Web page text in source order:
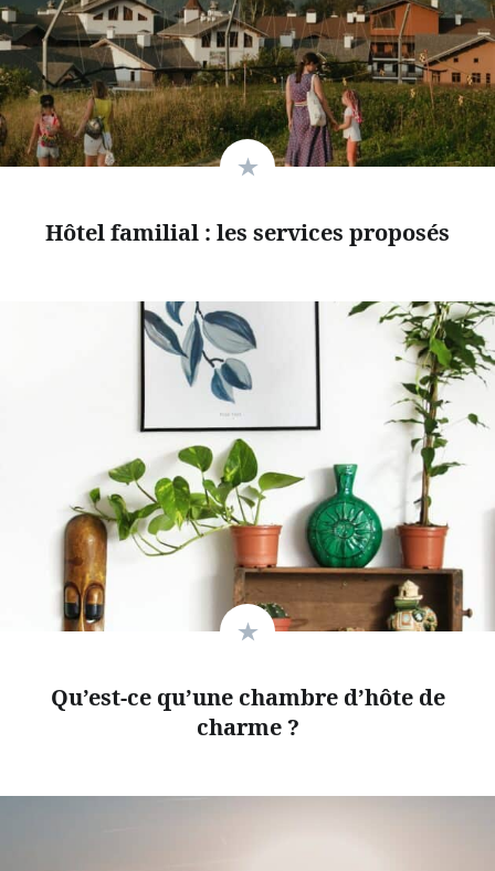
Hôtel familial : les services proposés
Qu’est-ce qu’une chambre d’hôte de
charme ?